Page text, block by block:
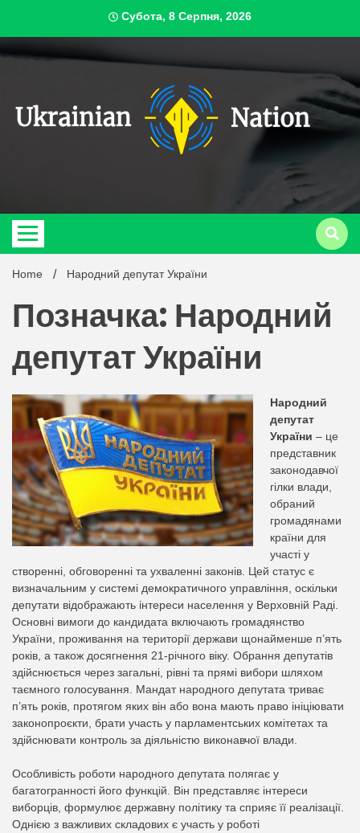
content
Субота, 8 Серпня, 2026
Home Народний депутат України
Позначка: Народний
депутат України
Народний
депутат
України – це
представник
законодавчої
гілки влади,
обраний
громадянами
країни для
участі у
створенні, обговоренні та ухваленні законів. Цей статус є
визначальним у системі демократичного управління, оскільки
депутати відображають інтереси населення у Верховній Раді.
Основні вимоги до кандидата включають громадянство
України, проживання на території держави щонайменше п’ять
років, а також досягнення 21-річного віку. Обрання депутатів
здійснюється через загальні, рівні та прямі вибори шляхом
таємного голосування. Мандат народного депутата триває
п’ять років, протягом яких він або вона мають право ініціювати
законопроєкти, брати участь у парламентських комітетах та
здійснювати контроль за діяльністю виконавчої влади.
Особливість роботи народного депутата полягає у
багатогранності його функцій. Він представляє інтереси
виборців, формулює державну політику та сприяє її реалізації.
Однією з важливих складових є участь у роботі